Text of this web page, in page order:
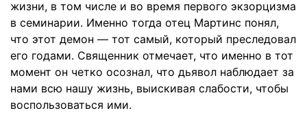
жизни, в том числе и во время первого экзорцизма
в семинарии. Именно тогда отец Мартинс понял,
что этот демон — тот самый, который преследовал
его годами. Священник отмечает, что именно в тот
момент он четко осознал, что дьявол наблюдает за
нами всю нашу жизнь, выискивая слабости, чтобы
воспользоваться ими.